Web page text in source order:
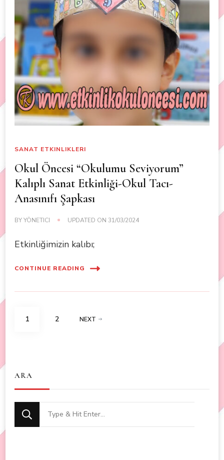
SANAT ETKINLIKLERI
Okul Öncesi “Okulumu Seviyorum”
Kalıplı Sanat Etkinliği-Okul Tacı-
Anasınıfı Şapkası
BYYÖNETICI UPDATED ON 31/03/2024
Etkinliğimizin kalıbı;
CONTINUE READING
Posts
PAGE
1 PAGE
2 NEXT
ARA
Looking
for